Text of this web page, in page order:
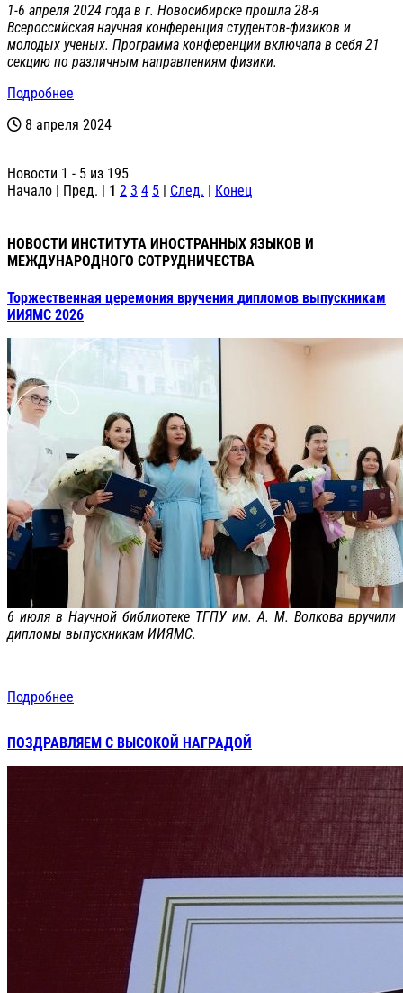
1-6 апреля 2024 года в г. Новосибирске прошла 28-я
Всероссийская научная конференция студентов-физиков и
молодых ученых. Программа конференции включала в себя 21
секцию по различным направлениям физики.
Подробнее
8 апреля 2024
Новости 1 - 5 из 195
Начало | Пред. | 1 2 3 4 5 | След. | Конец
НОВОСТИ ИНСТИТУТА ИНОСТРАННЫХ ЯЗЫКОВ И
МЕЖДУНАРОДНОГО СОТРУДНИЧЕСТВА
Торжественная церемония вручения дипломов выпускникам
ИИЯМС 2026
6 июля в Научной библиотеке ТГПУ им. А. М. Волкова вручили
дипломы выпускникам ИИЯМС.
Подробнее
ПОЗДРАВЛЯЕМ С ВЫСОКОЙ НАГРАДОЙ